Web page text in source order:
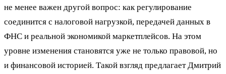
не менее важен другой вопрос: как регулирование
соединится с налоговой нагрузкой, передачей данных в
ФНС и реальной экономикой маркетплейсов. На этом
уровне изменения становятся уже не только правовой, но
и финансовой историей. Такой взгляд предлагает Дмитрий